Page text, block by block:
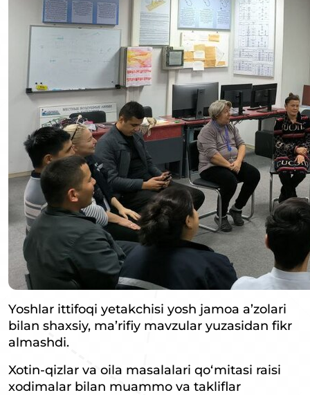
Yoshlar ittifoqi yetakchisi yosh jamoa a’zolari
bilan shaxsiy, ma’rifiy mavzular yuzasidan fikr
almashdi.
Xotin-qizlar va oila masalalari qo‘mitasi raisi
xodimalar bilan muammo va takliflar